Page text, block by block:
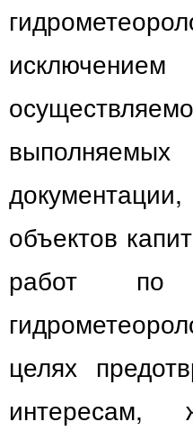
объектов
работ по
целях